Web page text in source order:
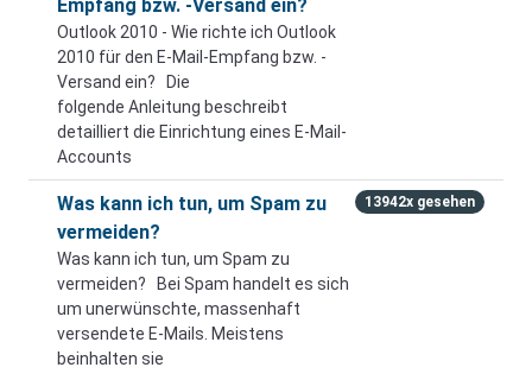
Empfang bzw. -Versand ein?
Outlook 2010 - Wie richte ich Outlook
2010 für den E-Mail-Empfang bzw. -
Versand ein? Die
folgende Anleitung beschreibt
detailliert die Einrichtung eines E-Mail-
Accounts
Was kann ich tun, um Spam zu
vermeiden?
Was kann ich tun, um Spam zu
vermeiden? Bei Spam handelt es sich
um unerwünschte, massenhaft
versendete E-Mails. Meistens
beinhalten sie
13942x gesehen